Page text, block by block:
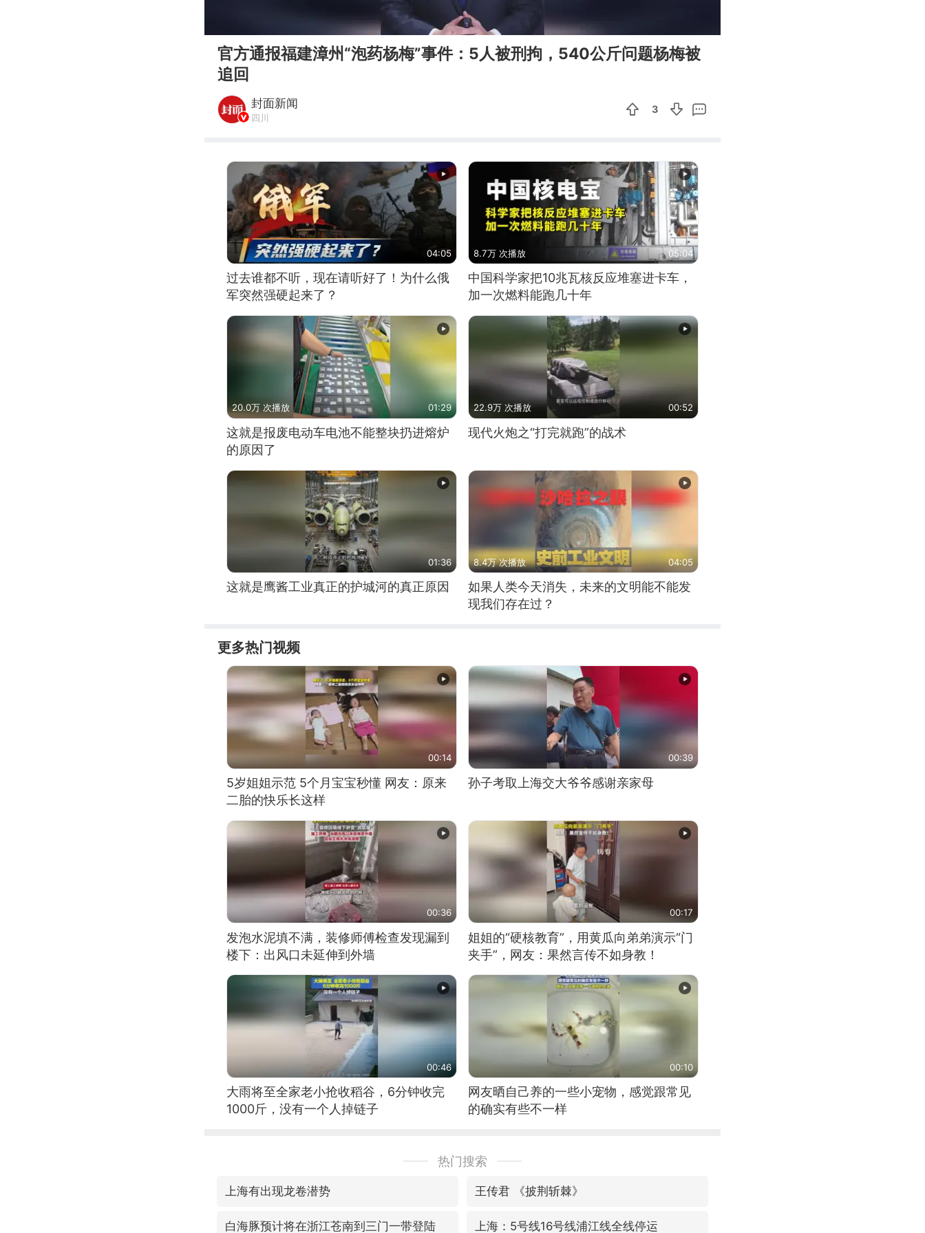
官方通报福建漳州“泡药杨梅”事件：5人被刑拘，540公斤问题杨梅被
追回
封面新闻
四川
3
04:05
过去谁都不听，现在请听好了！为什么俄
军突然强硬起来了？
8.7万 次播放 05:04
中国科学家把10兆瓦核反应堆塞进卡车，
加一次燃料能跑几十年
20.0万 次播放 01:29
这就是报废电动车电池不能整块扔进熔炉
的原因了
22.9万 次播放 00:52
现代火炮之“打完就跑”的战术
01:36
这就是鹰酱工业真正的护城河的真正原因
8.4万 次播放 04:05
如果人类今天消失，未来的文明能不能发
现我们存在过？
更多热门视频
00:14
5岁姐姐示范 5个月宝宝秒懂 网友：原来
二胎的快乐长这样
00:39
孙子考取上海交大爷爷感谢亲家母
00:36
发泡水泥填不满，装修师傅检查发现漏到
楼下：出风口未延伸到外墙
00:17
姐姐的“硬核教育”，用黄瓜向弟弟演示“门
夹手”，网友：果然言传不如身教！
00:46
大雨将至全家老小抢收稻谷，6分钟收完
1000斤，没有一个人掉链子
00:10
网友晒自己养的一些小宠物，感觉跟常见
的确实有些不一样
热门搜索
上海有出现龙卷潜势 王传君 《披荆斩棘》
白海豚预计将在浙江苍南到三门一带登陆 上海：5号线16号线浦江线全线停运